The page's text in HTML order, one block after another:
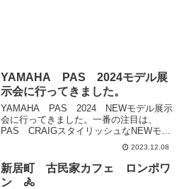
YAMAHA PAS 2024モデル展
示会に行ってきました。
YAMAHA PAS 2024 NEWモデル展示
会に行ってきました。一番の注目は、
PAS CRAIGスタイリッシュなNEWモデ
ルです。展示会場の名古屋駅前のイチョ
ウもあざやかでした。きっとこんな大都
会の道をスーツ姿でCRAIGで走ったらか
っ...
2023.12.08
新居町 古民家カフェ ロンポワ
ン 🚴